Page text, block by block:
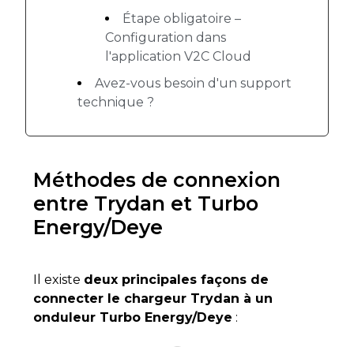
Étape obligatoire –
Configuration dans
l'application V2C Cloud
Avez-vous besoin d'un support
technique ?
Méthodes de connexion
entre Trydan et Turbo
Energy/Deye
Il existe deux principales façons de
connecter le chargeur Trydan à un
onduleur Turbo Energy/Deye :